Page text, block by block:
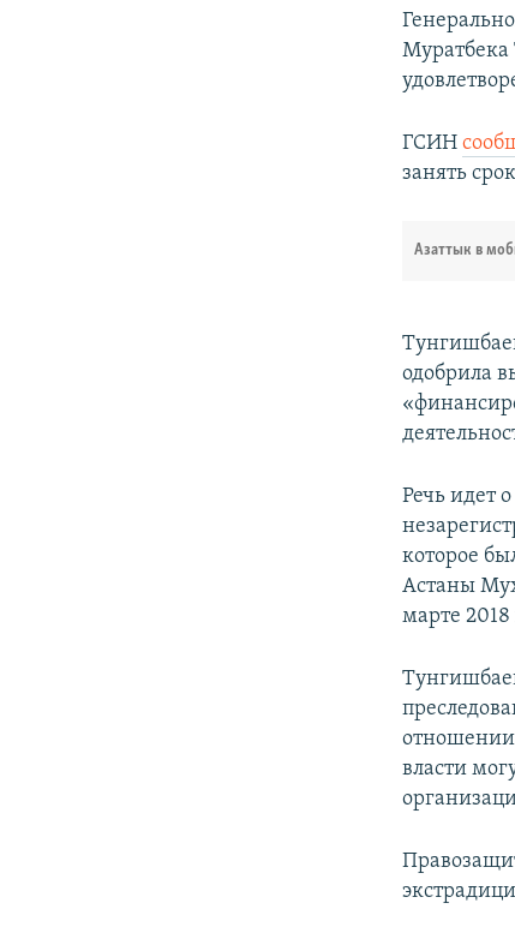
Муратбека
ГСИН
занять
Азаттык в
одобрила
Речь идет
которое
Астаны
марте 2018
отношении
власти